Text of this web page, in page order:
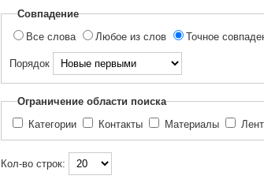
Совпадение
Все слова
Любое из слов Точное
Порядок
Ограничение области поиска
Категории
Контакты Материалы
Кол-во строк: